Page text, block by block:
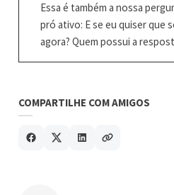
Essa é também a nossa
pró ativo: E se eu quiser que
agora? Quem possui a
COMPARTILHE COM AMIGOS